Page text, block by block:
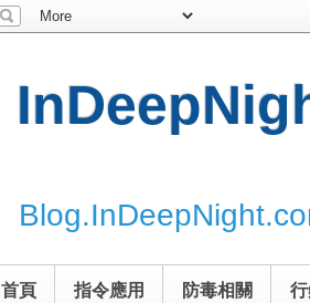
首頁 指令應用 防毒相關